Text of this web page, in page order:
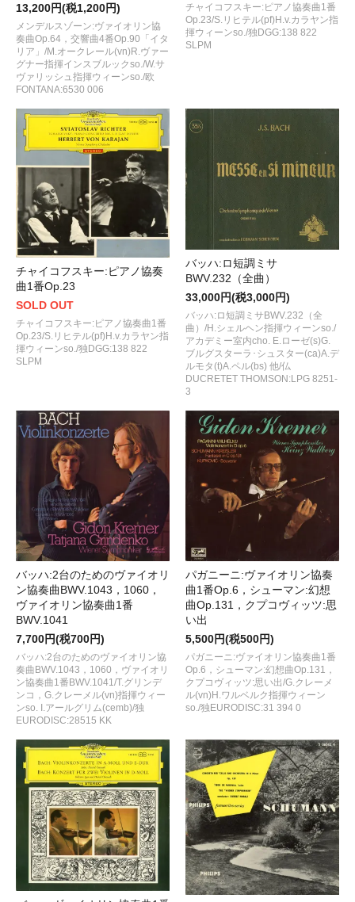
13,200円(税1,200円)
メンデルスゾーン:ヴァイオリン協
奏曲Op.64，交響曲4番Op.90「イタ
リア」/M.オークレール(vn)R.ヴァー
グナー指揮インスブルックso./W.サ
ヴァリッシュ指揮ウィーンso./欧
FONTANA:6530 006
チャイコフスキー:ピアノ協奏曲1番
Op.23/S.リヒテル(pf)H.v.カラヤン指
揮ウィーンso./独DGG:138 822
SLPM
チャイコフスキー:ピアノ協奏
曲1番Op.23
SOLD OUT
チャイコフスキー:ピアノ協奏曲1番
Op.23/S.リヒテル(pf)H.v.カラヤン指
揮ウィーンso./独DGG:138 822
SLPM
バッハ:ロ短調ミサ
BWV.232（全曲）
33,000円(税3,000円)
バッハ:ロ短調ミサBWV.232（全
曲）/H.シェルヘン指揮ウィーンso./
アカデミー室内cho. E.ローゼ(s)G.
ブルグスターラ･シュスター(ca)A.デ
ルモタ(t)A.ペル(bs) 他/仏
DUCRETET THOMSON:LPG 8251-
3
バッハ:2台のためのヴァイオリ
ン協奏曲BWV.1043，1060，
ヴァイオリン協奏曲1番
BWV.1041
7,700円(税700円)
バッハ:2台のためのヴァイオリン協
奏曲BWV.1043，1060，ヴァイオリ
ン協奏曲1番BWV.1041/T.グリンデ
ンコ，G.クレーメル(vn)指揮ウィー
ンso. I.アールグリム(cemb)/独
EURODISC:28515 KK
パガニーニ:ヴァイオリン協奏
曲1番Op.6，シューマン:幻想
曲Op.131，クプコヴィッツ:思
い出
5,500円(税500円)
パガニーニ:ヴァイオリン協奏曲1番
Op.6，シューマン:幻想曲Op.131，
クプコヴィッツ:思い出/G.クレーメ
ル(vn)H.ワルベルク指揮ウィーン
so./独EURODISC:31 394 0